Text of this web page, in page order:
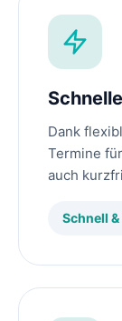
Dank
Termine
auch
Schnell